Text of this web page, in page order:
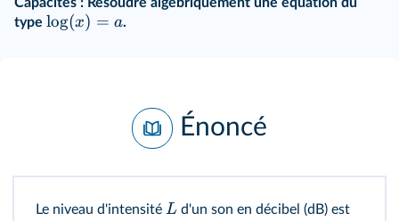
type log(x) = a.
Énoncé
Le niveau d'intensité L d'un son en décibel (dB) est